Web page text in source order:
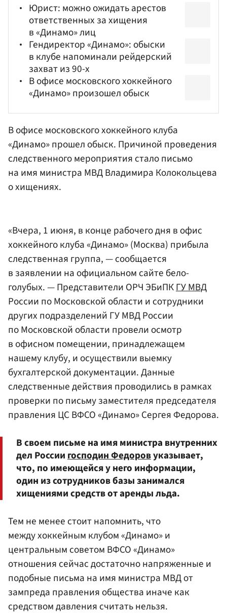
Юрист: можно ожидать арестов
ответственных за хищения
в «Динамо» лиц
Гендиректор «Динамо»: обыски
в клубе напоминали рейдерский
захват из 90-х
В офисе московского хоккейного
«Динамо» произошел обыск
В офисе московского хоккейного клуба
«Динамо» прошел обыск. Причиной проведения
следственного мероприятия стало письмо
на имя министра МВДВладимира Колокольцева
о хищениях.
«Вчера, 1 июня, в конце рабочего дня в офис
хоккейного клуба «Динамо» (Москва) прибыла
следственная группа, — сообщается
в заявлении на официальном сайте бело-
голубых. — Представители ОРЧ ЭБиПКГУ МВД
России по Московской области и сотрудники
других подразделений ГУ МВД России
по Московской области провели осмотр
в офисном помещении, принадлежащем
нашему клубу, и осуществили выемку
бухгалтерской документации. Данные
следственные действия проводились в рамках
проверки по письму заместителя председателя
правления ЦС ВФСО «Динамо» Сергея Федорова.
В своем письме на имя министра внутренних
дел Россиигосподин Федоровуказывает,
что, по имеющейся у него информации,
один из сотрудников базы занимался
хищениями средств от аренды льда.
Тем не менее стоит напомнить, что
между хоккейным клубом «Динамо» и
центральным советом ВФСО «Динамо»
отношения сейчас достаточно напряженные и
подобные письма на имя министра МВД от
зампреда правления общества иначе как
средством давления считать нельзя.